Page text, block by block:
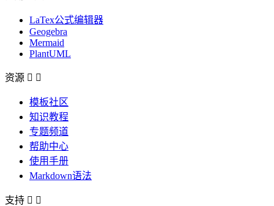
LaTex公式编辑器
Geogebra
Mermaid
PlantUML
资源  
模板社区
知识教程
专题频道
帮助中心
使用手册
Markdown语法
支持  